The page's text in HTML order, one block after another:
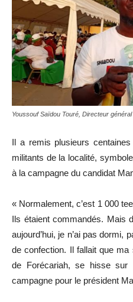
Youssouf Saïdou Touré, Directeur général
Il a remis plusieurs
militants de la localité,
à la campagne du candidat
« Normalement, c’est 1 000
Ils étaient commandés. Mais
aujourd’hui, je n’ai pas dormi,
de confection. Il fallait que
de Forécariah, se hisse
campagne pour le président